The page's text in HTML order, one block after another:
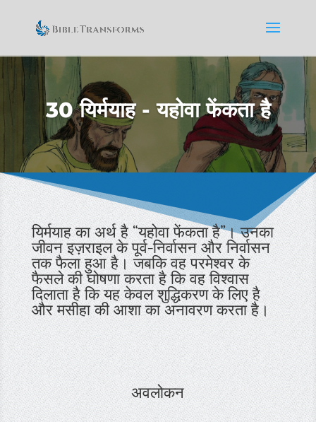
30 यिर्मयाह - यहोवा फेंकता है
यिर्मयाह का अर्थ है “यहोवा फेंकता है”। उनका
जीवन इज़राइल के पूर्व-निर्वासन और निर्वासन
तक फैला हुआ है। जबकि वह परमेश्वर के
फैसले की घोषणा करता है कि वह विश्वास
दिलाता है कि यह केवल शुद्धिकरण के लिए है
और मसीहा की आशा का अनावरण करता है।
अवलोकन